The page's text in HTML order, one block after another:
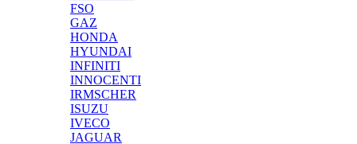
FSO
GAZ
HONDA
HYUNDAI
INFINITI
INNOCENTI
IRMSCHER
ISUZU
IVECO
JAGUAR